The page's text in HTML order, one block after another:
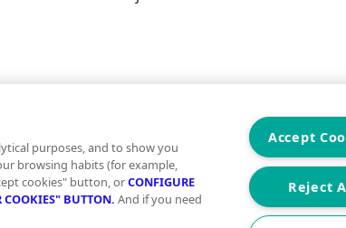
purposes, and to show you
browsing habits (for example,
cookies" button, orCONFIGURE
COOKIES" BUTTON. And if you need
Accept
Reject